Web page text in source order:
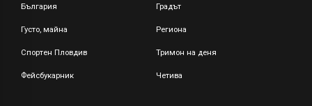
България Градът
Густо, майна Региона
Спортен Пловдив Тримон на деня
Фейсбукарник Четива